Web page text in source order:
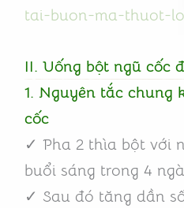
tai-buon-ma-thuot-
II. Uống bột ngũ cốc
1. Nguyên tắc chung
cốc
✓ Pha 2 thìa bột với
buổi sáng trong 4
✓ Sau đó tăng dần